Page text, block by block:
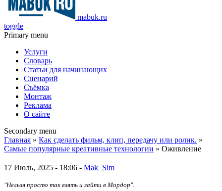
mabuk.ru
toggle
Primary menu
Услуги
Словарь
Статьи для начинающих
Сценарий
Съёмка
Монтаж
Реклама
О сайте
Secondary menu
Главная » Как сделать фильм, клип, передачу или ролик. »
Самые популярные креативные технологии » Оживление
17 Июль, 2025 - 18:06 - Mak_Sim
"Нельзя просто так взять и зайти в Мордор".